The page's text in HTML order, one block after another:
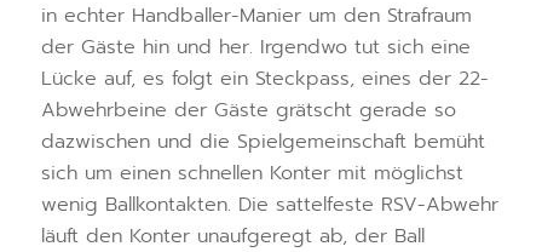
in echter Handballer-Manier um den Strafraum
der Gäste hin und her. Irgendwo tut sich eine
Lücke auf, es folgt ein Steckpass, eines der 22-
Abwehrbeine der Gäste grätscht gerade so
dazwischen und die Spielgemeinschaft bemüht
sich um einen schnellen Konter mit möglichst
wenig Ballkontakten. Die sattelfeste RSV-Abwehr
läuft den Konter unaufgeregt ab, der Ball